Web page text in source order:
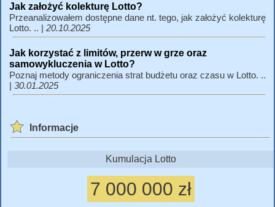
Jak założyć kolekturę Lotto?
Przeanalizowałem dostępne dane nt. tego, jak założyć kolekturę
Lotto. .. | 20.10.2025
Jak korzystać z limitów, przerw w grze oraz
samowykluczenia w Lotto?
Poznaj metody ograniczenia strat budżetu oraz czasu w Lotto. ..
| 30.01.2025
Informacje
Kumulacja Lotto
7 000 000 zł